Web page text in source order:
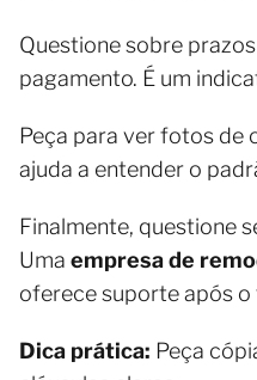
Questione sobre
pagamento. É um
Peça para ver fotos de
ajuda a entender o
Finalmente, questione
Uma empresa de
oferece suporte após o
Dica prática: Peça